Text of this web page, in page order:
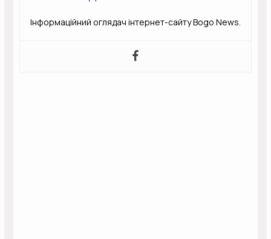
Інформаційний оглядач інтернет-сайту Bogo News.